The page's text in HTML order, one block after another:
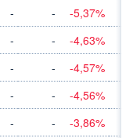
- -
-5,37%
- -
-4,63%
- -
-4,57%
- -
-4,56%
- -
-3,86%